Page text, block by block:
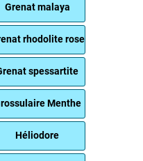
Grenat malaya
rhodolite rose
spessartite
Menthe
Héliodore